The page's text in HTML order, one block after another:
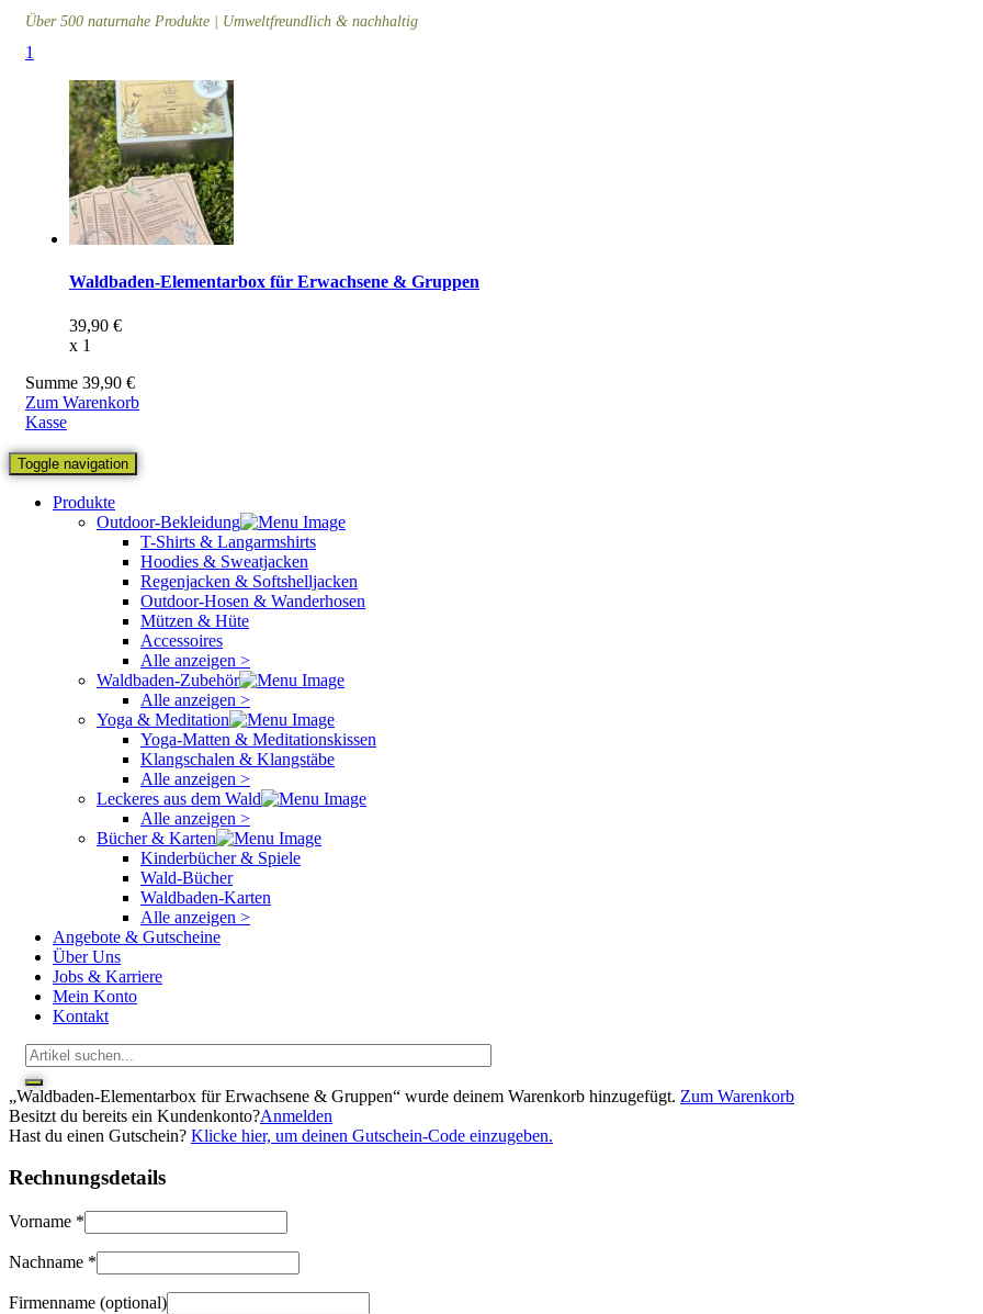
Über 500 naturnahe Produkte | Umweltfreundlich & nachhaltig
1
Waldbaden-Elementarbox für Erwachsene & Gruppen
39,90 €
x 1
Summe 39,90 €
Zum Warenkorb
Kasse
Toggle navigation
Produkte
Outdoor-Bekleidung
T-Shirts & Langarmshirts
Hoodies & Sweatjacken
Regenjacken & Softshelljacken
Outdoor-Hosen & Wanderhosen
Mützen & Hüte
Accessoires
Alle anzeigen >
Waldbaden-Zubehör
Alle anzeigen >
Yoga & Meditation
Yoga-Matten & Meditationskissen
Klangschalen & Klangstäbe
Alle anzeigen >
Leckeres aus dem Wald
Alle anzeigen >
Bücher & Karten
Kinderbücher & Spiele
Wald-Bücher
Waldbaden-Karten
Alle anzeigen >
Angebote & Gutscheine
Über Uns
Jobs & Karriere
Mein Konto
Kontakt
„Waldbaden-Elementarbox für Erwachsene & Gruppen“ wurde deinem Warenkorb hinzugefügt. Zum Warenkorb
Besitzt du bereits ein Kundenkonto?Anmelden
Hast du einen Gutschein? Klicke hier, um deinen Gutschein-Code einzugeben.
Rechnungsdetails
Vorname *
Nachname *
Firmenname (optional)